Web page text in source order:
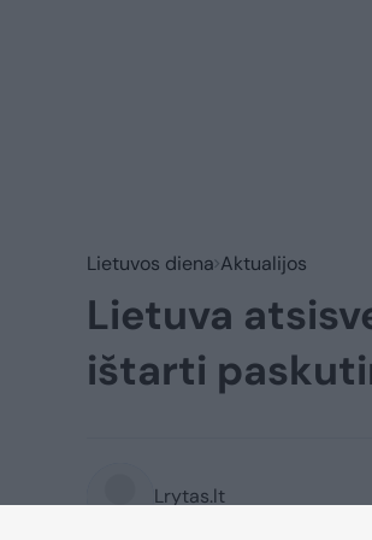
Lietuvos diena Aktualijos
Lietuva
ištarti
Lrytas.lt